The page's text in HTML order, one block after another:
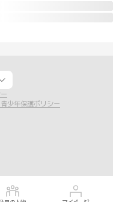
少年保護ポリシー